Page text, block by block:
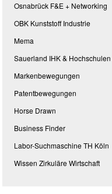
Osnabrück F&E + Networking
OBK Kunststoff Industrie
Mema
Sauerland IHK & Hochschulen
Markenbewegungen
Patentbewegungen
Horse Drawn
Business Finder
Labor-Suchmaschine TH Köln
Wissen Zirkuläre Wirtschaft